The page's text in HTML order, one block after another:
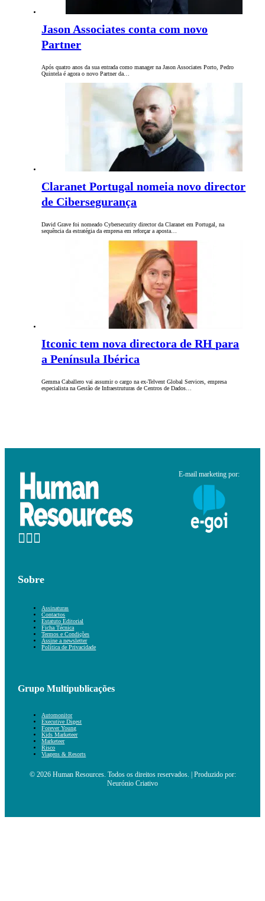
Jason Associates conta com novo
Partner
Após quatro anos da sua entrada como manager na Jason Associates Porto, Pedro
Quintela é agora o novo Partner da…
Claranet Portugal nomeia novo director
de Cibersegurança
David Grave foi nomeado Cybersecurity director da Claranet em Portugal, na
sequência da estratégia da empresa em reforçar a aposta…
Itconic tem nova directora de RH para
a Península Ibérica
Gemma Caballero vai assumir o cargo na ex-Telvent Global Services, empresa
especialista na Gestão de Infraestruturas de Centros de Dados…
E-mail marketing por:
Sobre
Assinaturas
Contactos
Estatuto Editorial
Ficha Técnica
Termos e Condições
Assine a newsletter
Política de Privacidade
Grupo Multipublicações
Automonitor
Executive Digest
Forever Young
Kids Marketeer
Marketeer
Risco
Viagens & Resorts
© 2026 Human Resources. Todos os direitos reservados. | Produzido por:
Neurónio Criativo